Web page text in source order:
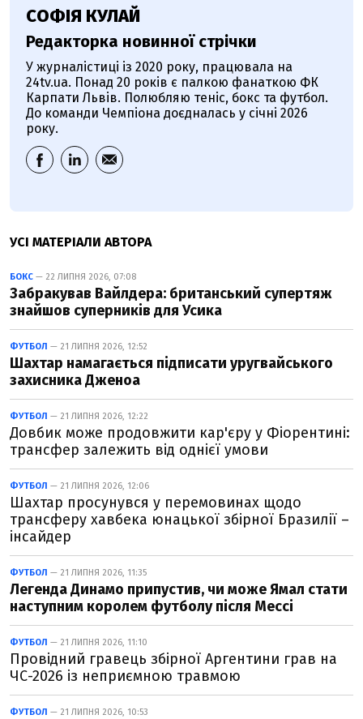
СОФІЯ КУЛАЙ
Редакторка новинної стрічки
У журналістиці із 2020 року, працювала на
24tv.ua. Понад 20 років є палкою фанаткою ФК
Карпати Львів. Полюбляю теніс, бокс та футбол.
До команди Чемпіона доєдналась у січні 2026
року.
УСІ МАТЕРІАЛИ АВТОРА
БОКС — 22 ЛИПНЯ 2026, 07:08
Забракував Вайлдера: британський супертяж
знайшов суперників для Усика
ФУТБОЛ — 21 ЛИПНЯ 2026, 12:52
Шахтар намагається підписати уругвайського
захисника Дженоа
ФУТБОЛ — 21 ЛИПНЯ 2026, 12:22
Довбик може продовжити кар'єру у Фіорентині:
трансфер залежить від однієї умови
ФУТБОЛ — 21 ЛИПНЯ 2026, 12:06
Шахтар просунувся у перемовинах щодо
трансферу хавбека юнацької збірної Бразилії –
інсайдер
ФУТБОЛ — 21 ЛИПНЯ 2026, 11:35
Легенда Динамо припустив, чи може Ямал стати
наступним королем футболу після Мессі
ФУТБОЛ — 21 ЛИПНЯ 2026, 11:10
Провідний гравець збірної Аргентини грав на
ЧС-2026 із неприємною травмою
ФУТБОЛ — 21 ЛИПНЯ 2026, 10:53